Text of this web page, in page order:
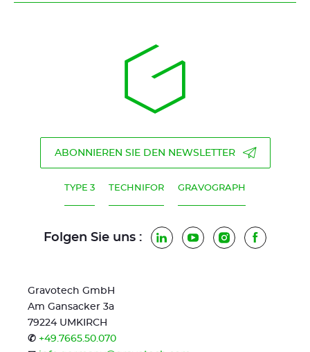
ABONNIEREN SIE DEN NEWSLETTER
TYPE 3 TECHNIFOR GRAVOGRAPH
Folgen Sie uns : LinkedInYouTubeInstagram
Gravotech GmbH
Am Gansacker 3a
79224 UMKIRCH
✆ +49.7665.50.070